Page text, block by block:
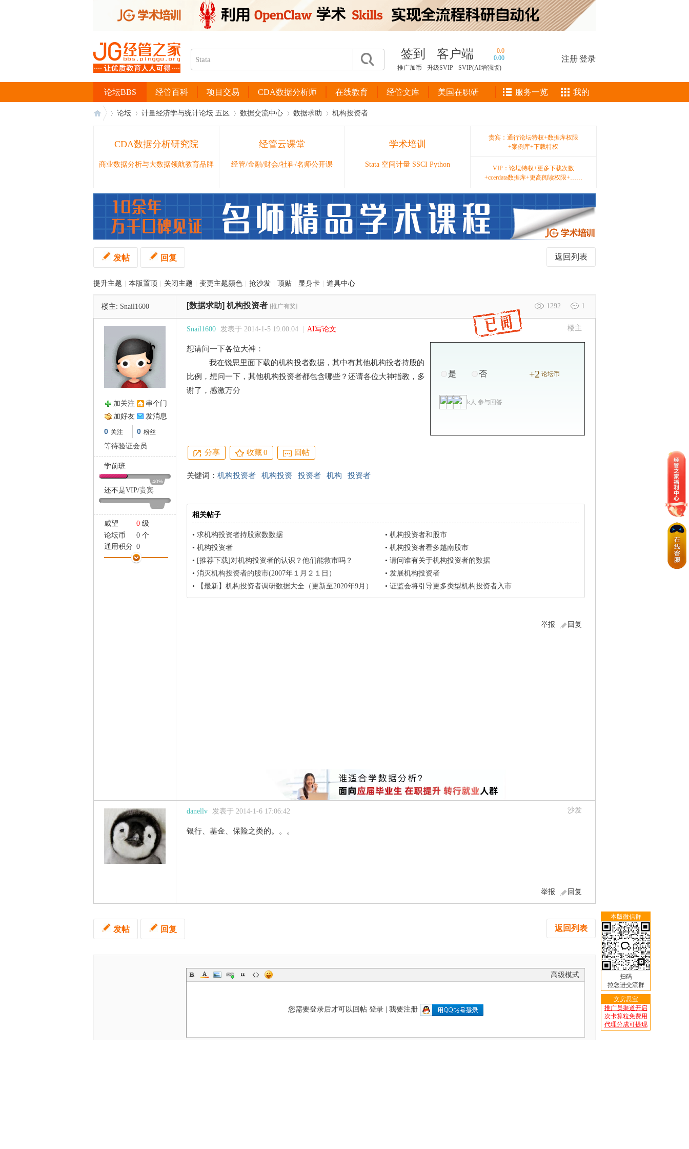
签到 客户端
0.0
0.00
推广加币
升级SVIP SVIP(AI增强版)
注册登录
经管百科 项目交易 CDA数据分析师 在线教育 经管文库 美国在职研
论坛BBS 服务一览 我的
论坛 计量经济学与统计论坛 五区 数据交流中心 数据求助 机构投资者
CDA数据分析研究院
商业数据分析与大数据领航教育品牌
经管云课堂
经管/金融/财会/社科/名师公开课
学术培训
Stata 空间计量 SSCI Python
贵宾：通行论坛特权+数据库权限
+案例库+下载特权
VIP：论坛特权+更多下载次数
+ccerdata数据库+更高阅读权限+……
返回列表
发帖 回复
提升主题 本版置顶 关闭主题 变更主题颜色 抢沙发 顶贴 显身卡 道具中心
楼主: Snail1600 1292 1
[数据求助] 机构投资者 [推广有奖]
加关注
串个门
加好友
发消息
0 关注 0 粉丝
等待验证会员
学前班
40%
还不是VIP/贵宾
-
威望 0 级
论坛币
0 个
通用积分 0
学术水平
0 点
楼主
Snail1600 发表于 2014-1-5 19:00:04 AI写论文
是 否 +2 论坛币
k人 参与回答
想请问一下各位大神：
我在锐思里面下载的机构投者数据，其中有其他机构投者持股的
比例，想问一下，其他机构投资者都包含哪些？还请各位大神指教，多
谢了，感激万分
分享 收藏0 回帖
关键词： 机构投资者 机构投资 投资者 机构 投资者
相关帖子
• 求机构投资者持股家数数据 • 机构投资者和股市
• 机构投资者 • 机构投资者看多越南股市
• [推荐下载]对机构投资者的认识？他们能救市吗？ • 请问谁有关于机构投资者的数据
• 消灭机构投资者的股市(2007年１月２１日） • 发展机构投资者
•
【最新】机构投资者调研数据大全（更新至2020年9月） • 证监会将引导更多类型机构投资者入市
回复
举报
沙发
danellv 发表于 2014-1-6 17:06:42
银行、基金、保险之类的。。。
回复
举报
返回列表
发帖 回复
高级模式
您需要登录后才可以回帖 登录| 我要注册
本版微信群
扫码
拉您进交流群
文房思宝
推广员渠道开启
次卡算粒免费用
代理分成可提现